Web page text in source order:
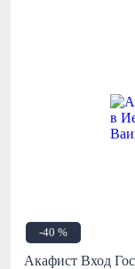
-40 %
Акафист Вход